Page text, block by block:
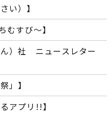
い）】
むすび～】
ん）社 ニュースレター
」】
アプリ!!】